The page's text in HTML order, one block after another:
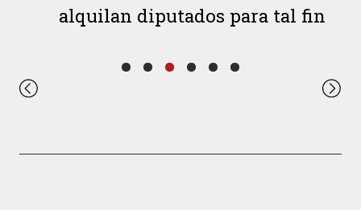
alquilan diputados para tal fin